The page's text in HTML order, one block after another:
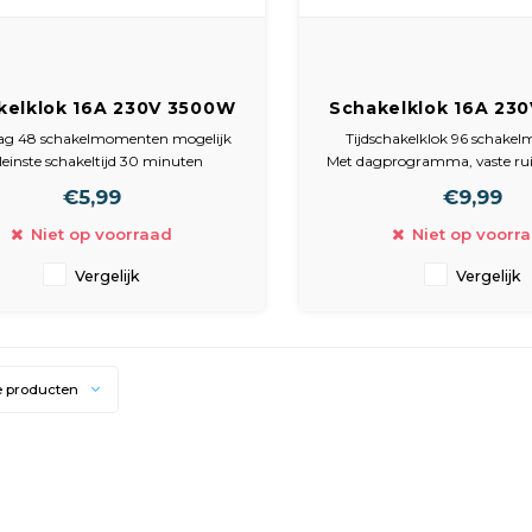
16A 230V 3500W
schakelmomenten per
30min
48 schakelmomenten mogelijk
schakeltijd 30 minuten
• Met kinderbeveiliging.
€5,99
Niet op voorraad
Vergelijk
Schakelklok 16A
96
15min
Tijdschakelklok 96
Met dagprogramma, vaste
schakeltijd 15 minuten.
(3680 Watt). Met
€9,99
Niet op
Vergelijk
producten